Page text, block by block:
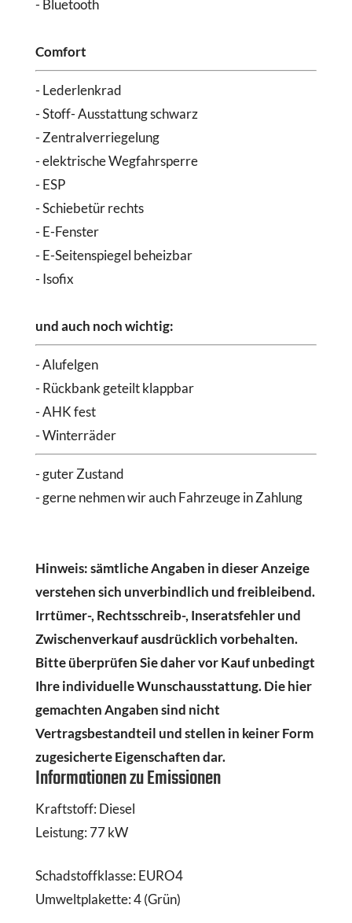
- Bluetooth
Comfort
- Lederlenkrad
- Stoff- Ausstattung schwarz
- Zentralverriegelung
- elektrische Wegfahrsperre
- ESP
- Schiebetür rechts
- E-Fenster
- E-Seitenspiegel beheizbar
- Isofix
und auch noch wichtig:
- Alufelgen
- Rückbank geteilt klappbar
- AHK fest
- Winterräder
- guter Zustand
- gerne nehmen wir auch Fahrzeuge in Zahlung
Hinweis: sämtliche Angaben in dieser Anzeige
verstehen sich unverbindlich und freibleibend.
Irrtümer-, Rechtsschreib-, Inseratsfehler und
Zwischenverkauf ausdrücklich vorbehalten.
Bitte überprüfen Sie daher vor Kauf unbedingt
Ihre individuelle Wunschausstattung. Die hier
gemachten Angaben sind nicht
Vertragsbestandteil und stellen in keiner Form
zugesicherte Eigenschaften dar.
Informationen zu Emissionen
Kraftstoff: Diesel
Leistung: 77 kW
Schadstoffklasse: EURO4
Umweltplakette:4 (Grün)